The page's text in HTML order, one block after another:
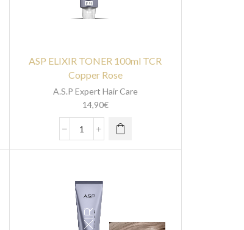
ASP ELIXIR TONER 100ml TCR
Copper Rose
A.S.P Expert Hair Care
14,90€